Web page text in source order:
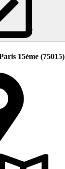
15ème (75015)